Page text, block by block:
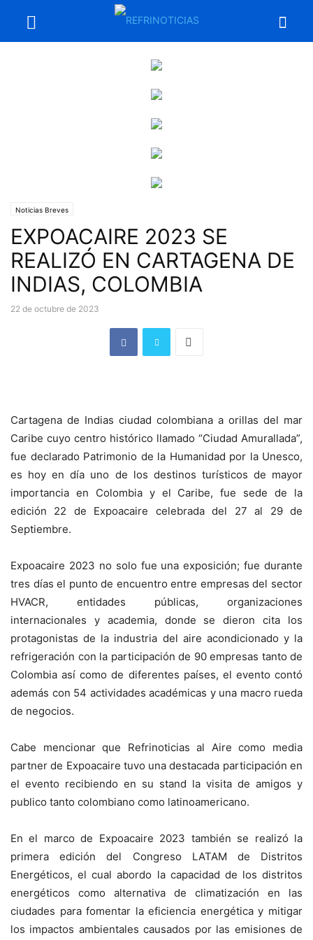
Noticias Breves
EXPOACAIRE 2023 SE
REALIZÓ EN CARTAGENA DE
INDIAS, COLOMBIA
22 de octubre de 2023
Cartagena de Indias ciudad colombiana a orillas del mar
Caribe cuyo centro histórico llamado “Ciudad Amurallada”,
fue declarado Patrimonio de la Humanidad por la Unesco,
es hoy en día uno de los destinos turísticos de mayor
importancia en Colombia y el Caribe, fue sede de la
edición 22 de Expoacaire celebrada del 27 al 29 de
Septiembre.
Expoacaire 2023 no solo fue una exposición; fue durante
tres días el punto de encuentro entre empresas del sector
HVACR, entidades públicas, organizaciones
internacionales y academia, donde se dieron cita los
protagonistas de la industria del aire acondicionado y la
refrigeración con la participación de 90 empresas tanto de
Colombia así como de diferentes países, el evento contó
además con 54 actividades académicas y una macro rueda
de negocios.
Cabe mencionar que Refrinoticias al Aire como media
partner de Expoacaire tuvo una destacada participación en
el evento recibiendo en su stand la visita de amigos y
publico tanto colombiano como latinoamericano.
En el marco de Expoacaire 2023 también se realizó la
primera edición del Congreso LATAM de Distritos
Energéticos, el cual abordo la capacidad de los distritos
energéticos como alternativa de climatización en las
ciudades para fomentar la eficiencia energética y mitigar
los impactos ambientales causados por las emisiones de